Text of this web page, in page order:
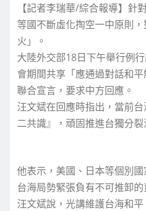
【記者李瑞華/綜合報導】
等國不斷虛化掏空一中原則
火」。
大陸外交部18日下午舉行例
會期間共享「應通過對話和
聯合宣言，要求中方回應。
汪文斌在回應時指出，當前
二共識』，頑固推進台獨分
他表示，美國、日本等個別
台海局勢緊張負有不可推卸的
汪文斌說，光講維護台海和